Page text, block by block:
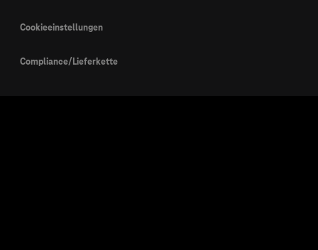
Cookieeinstellungen
Compliance/Lieferkette